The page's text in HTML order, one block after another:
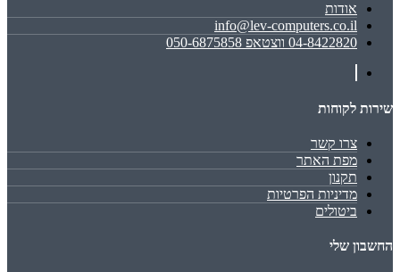
אודות
info@lev-computers.co.il
04-8422820 ווצטאפ 050-6875858
שירות לקוחות
צרו קשר
מפת האתר
תקנון
מדיניות הפרטיות
ביטולים
החשבון שלי